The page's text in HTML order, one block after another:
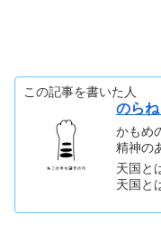
この記事を書いた人
のらね
かもめ
精神の
天国と
天国と